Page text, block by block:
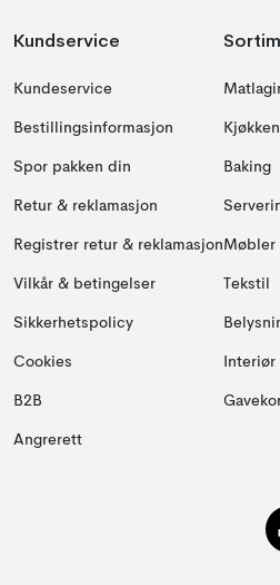
Kundservice
Kundeservice
Bestillingsinformasjon
Spor pakken din
Retur & reklamasjon
Registrer retur & reklamasjon
Vilkår & betingelser
Sikkerhetspolicy
Cookies
B2B
Angrerett
Baking
Møbler
Tekstil